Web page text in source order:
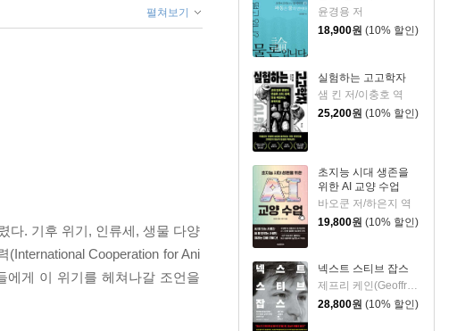
윤경용 저
18,900원 (10% 할인)
실험하는 고고학자
샘 킨 저/이충호 역
25,200원 (10% 할인)
초지능 시대 생존을
위한 AI 교양 수업
바오쿤 저/하은지 역
19,800원 (10% 할인)
넥스트 스티브 잡스
제프리 케인(Geoffrey Cain) 저/이민석 역
28,800원 (10% 할인)
펼쳐보기
다. 기후 위기, 인류세, 생물 다양
Cooperation for Ani
에게 이 위기를 헤쳐나갈 조언을